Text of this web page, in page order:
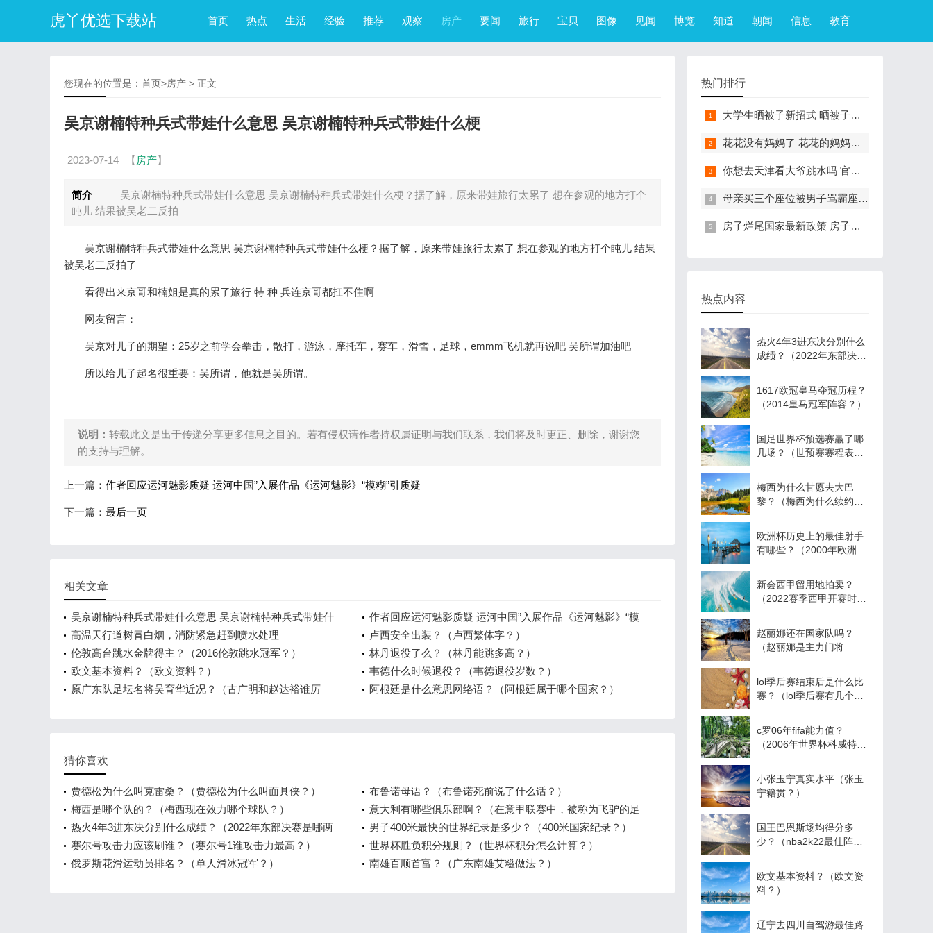
虎丫优选下载站 首页 热点 生活 经验 推荐 观察 房产 要闻 旅行 宝贝 图像 见闻 博览 知道 朝闻 信息 教育
您现在的位置是： 首页>房产 > 正文
吴京谢楠特种兵式带娃什么意思 吴京谢楠特种兵式带娃什么梗
2023-07-14 【 房产】
简介
吴京谢楠特种兵式带娃什么意思 吴京谢楠特种兵式带娃什么梗？据了解，原来带娃旅行太累了 想在参观的地方打个
盹儿 结果被吴老二反拍
吴京谢楠特种兵式带娃什么意思 吴京谢楠特种兵式带娃什么梗？据了解，原来带娃旅行太累了 想在参观的地方打个盹儿 结果
被吴老二反拍了
看得出来京哥和楠姐是真的累了旅行 特 种 兵连京哥都扛不住啊
网友留言：
吴京对儿子的期望：25岁之前学会拳击，散打，游泳，摩托车，赛车，滑雪，足球，emmm飞机就再说吧 吴所谓加油吧
所以给儿子起名很重要：吴所谓，他就是吴所谓。 ​
说明： 转载此文是出于传递分享更多信息之目的。若有侵权请作者持权属证明与我们联系，我们将及时更正、删除，谢谢您
的支持与理解。
上一篇： 作者回应运河魅影质疑 运河中国”入展作品《运河魅影》“模糊”引质疑
下一篇： 最后一页
相关文章
吴京谢楠特种兵式带娃什么意思 吴京谢楠特种兵式带娃什
么梗
作者回应运河魅影质疑 运河中国”入展作品《运河魅影》“模
糊”引质疑
高温天行道树冒白烟，消防紧急赶到喷水处理
卢西安全出装？（卢西繁体字？）
伦敦高台跳水金牌得主？（2016伦敦跳水冠军？）
林丹退役了么？（林丹能跳多高？）
欧文基本资料？（欧文资料？）
韦德什么时候退役？（韦德退役岁数？）
原广东队足坛名将吴育华近况？（古广明和赵达裕谁厉
阿根廷是什么意思网络语？（阿根廷属于哪个国家？）
猜你喜欢
贾德松为什么叫克雷桑？（贾德松为什么叫面具侠？）
布鲁诺母语？（布鲁诺死前说了什么话？）
梅西是哪个队的？（梅西现在效力哪个球队？）
意大利有哪些俱乐部啊？（在意甲联赛中，被称为飞驴的足
球俱乐部叫什么？）
热火4年3进东决分别什么成绩？（2022年东部决赛是哪两
个队？）
男子400米最快的世界纪录是多少？（400米国家纪录？）
赛尔号攻击力应该刷谁？（赛尔号1谁攻击力最高？）
世界杯胜负积分规则？（世界杯积分怎么计算？）
俄罗斯花滑运动员排名？（单人滑冰冠军？）
南雄百顺首富？（广东南雄艾糍做法？）
热门排行
大学生晒被子新招式 晒被子新花样实在太机智
花花没有妈妈了 花花的妈妈是哪只大熊猫
你想去天津看大爷跳水吗 官方回应天津大爷跳水成打卡点
母亲买三个座位被男子骂霸座 女子买3个座位被无座大爷骂哭怎么回事
房子烂尾国家最新政策 房子烂尾了该找哪个部门解决?
热点内容
热火4年3进东决分别什么
成绩？（2022年东部决赛
1617欧冠皇马夺冠历程？
（2014皇马冠军阵容？）
国足世界杯预选赛赢了哪
几场？（世预赛赛程表全
梅西为什么甘愿去大巴
黎？（梅西为什么续约大
欧洲杯历史上的最佳射手
有哪些？（2000年欧洲杯
新会西甲留用地拍卖？
（2022赛季西甲开赛时
赵丽娜还在国家队吗？
（赵丽娜是主力门将
lol季后赛结束后是什么比
赛？（lol季后赛有几个名
c罗06年fifa能力值？
（2006年世界杯科威特进
小张玉宁真实水平（张玉
宁籍贯？）
国王巴恩斯场均得分多
少？（nba2k22最佳阵
欧文基本资料？（欧文资
料？）
辽宁去四川自驾游最佳路